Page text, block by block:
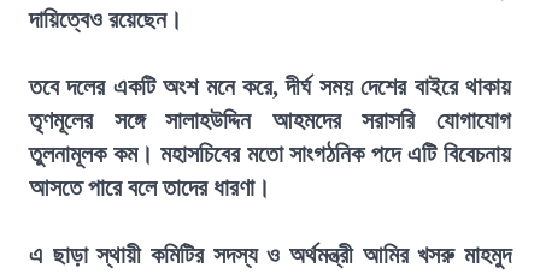
দায়িত্বেও রয়েছেন।
তবে দলের একটি অংশ মনে করে, দীর্ঘ সময় দেশের বাইরে থাকায়
তৃণমূলের সঙ্গে সালাহউদ্দিন আহমদের সরাসরি যোগাযোগ
তুলনামূলক কম। মহাসচিবের মতো সাংগঠনিক পদে এটি বিবেচনায়
আসতে পারে বলে তাদের ধারণা।
এ ছাড়া স্থায়ী কমিটির সদস্য ও অর্থমন্ত্রী আমির খসরু মাহমুদ